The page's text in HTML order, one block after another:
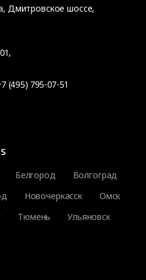
, Дмитровское шоссе,
(495) 795-07-51
Белгород
Волгоград
Новочеркасск
Омск
Тюмень
Ульяновск